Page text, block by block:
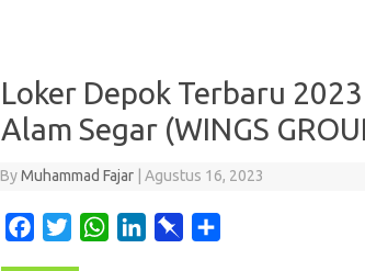
Loker Depok Terbaru
Alam Segar (WINGS
ByMuhammad Fajar Agustus 16, 2023
W